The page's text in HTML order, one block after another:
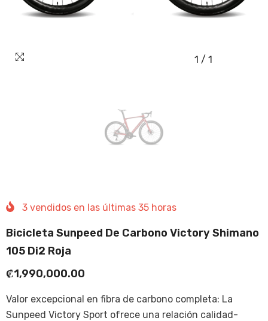
1 / 1
3 vendidos en las últimas 35 horas
Bicicleta Sunpeed De Carbono Victory Shimano
105 Di2 Roja
₡1,990,000.00
Valor excepcional en fibra de carbono completa: La
Sunpeed Victory Sport ofrece una relación calidad-